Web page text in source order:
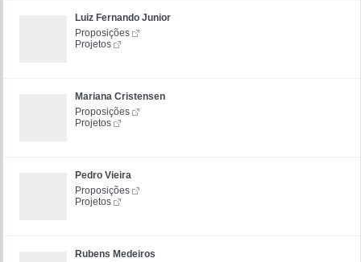
Luiz Fernando Junior
Proposições
Projetos
Mariana Cristensen
Proposições
Projetos
Pedro Vieira
Proposições
Projetos
Rubens Medeiros